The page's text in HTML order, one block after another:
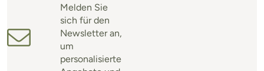
Melden Sie
sich für den
Newsletter an,
um
personalisierte